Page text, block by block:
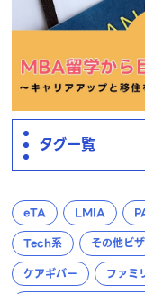
タグ一覧
eTA LMIA
Tech系
その他ビザ
ケアギバー
ファミ